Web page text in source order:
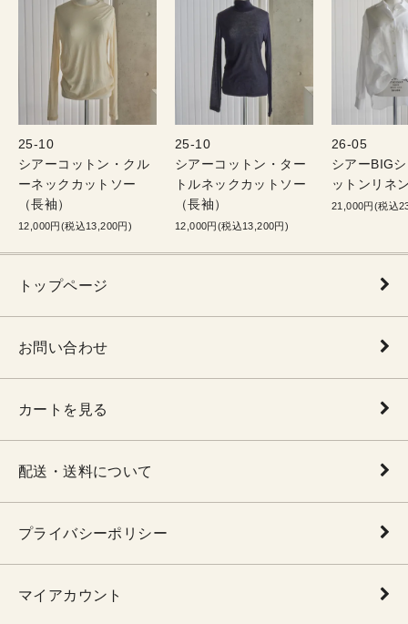
25-10
シアーコットン・クル
ーネックカットソー
（長袖）
12,000円(税込13,200円)
25-10
シアーコットン・ター
トルネックカットソー
（長袖）
12,000円(税込13,200円)
26-05
シアーBIG
ットンリネ
21,000円(税込
トップページ
お問い合わせ
カートを見る
配送・送料について
プライバシーポリシー
マイアカウント